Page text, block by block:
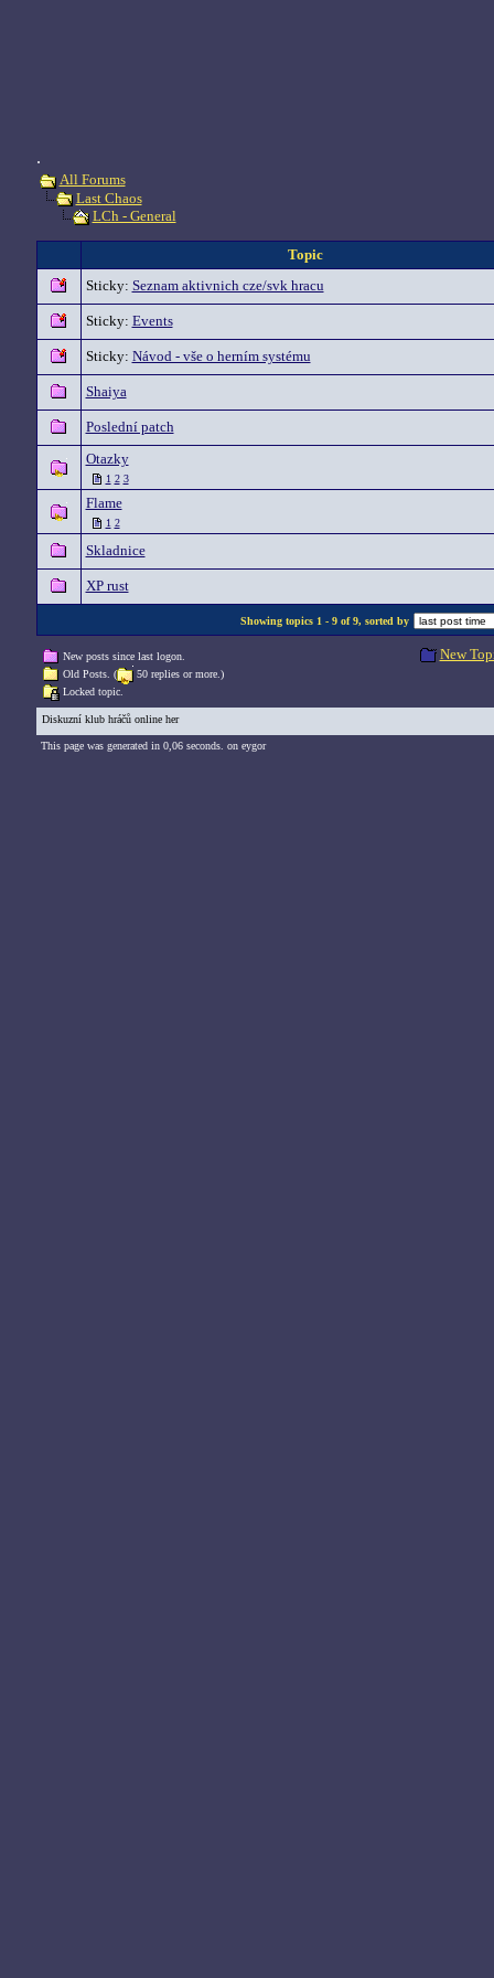
.
All Forums
Last Chaos
LCh - General
Topic
Sticky: Seznam aktivnich cze/svk hracu
Sticky: Events
Sticky: Návod - vše o herním systému
Shaiya
Poslední patch
Otazky
1 2 3
Flame
1 2
Skladnice
XP rust
Showing topics 1 - 9 of 9, sorted by
New posts since last logon.
Old Posts. (
50 replies or more.)
Locked topic.
New
Diskuzní klub hráčů online her
This page was generated in 0,06 seconds. on eygor